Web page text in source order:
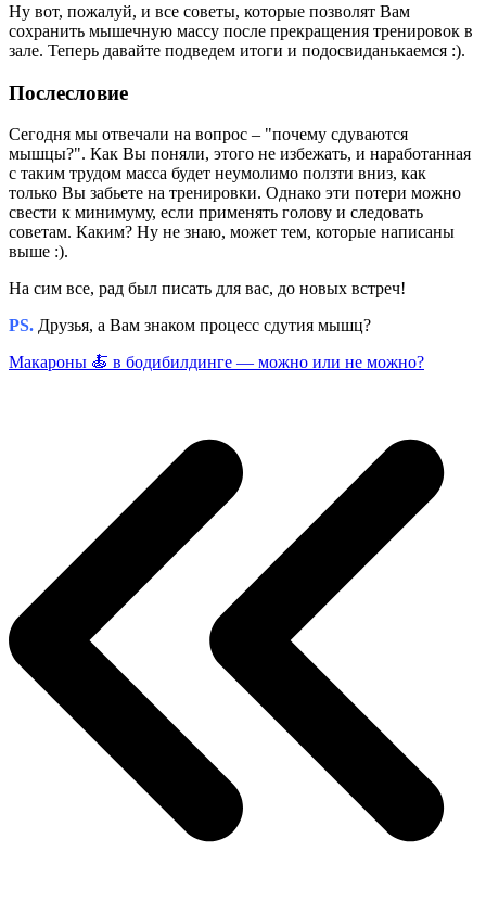
Ну вот, пожалуй, и все советы, которые позволят Вам
сохранить мышечную массу после прекращения тренировок в
зале. Теперь давайте подведем итоги и подосвиданькаемся :).
Послесловие
Сегодня мы отвечали на вопрос – "почему сдуваются
мышцы?". Как Вы поняли, этого не избежать, и наработанная
с таким трудом масса будет неумолимо ползти вниз, как
только Вы забьете на тренировки. Однако эти потери можно
свести к минимуму, если применять голову и следовать
советам. Каким? Ну не знаю, может тем, которые написаны
выше :).
На сим все, рад был писать для вас, до новых встреч!
PS. Друзья, а Вам знаком процесс сдутия мышц?
Макароны 🍝 в бодибилдинге — можно или не можно?